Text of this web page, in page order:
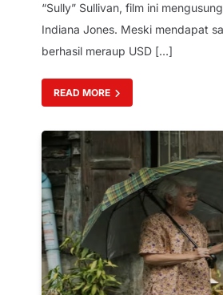
“Sully” Sullivan, film ini
Indiana Jones. Meski mendapat
berhasil meraup USD […]
READ MORE